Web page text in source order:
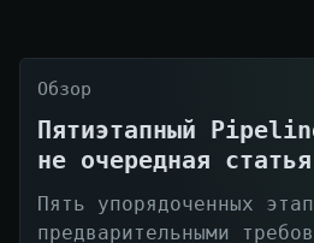
Обзор
Пятиэтапный
не очередная
Пять упорядоченных
предварительными